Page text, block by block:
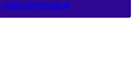
studieinfo@rocmn.nl